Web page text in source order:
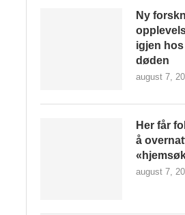
Ny
igjen
døden
august 7,
Her får
å
august 7,